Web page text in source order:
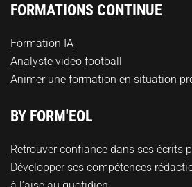
FORMATIONS CONTINUE
Formation IA
Analyste vidéo football
Animer une formation en situation
BY FORM'EOL
Retrouver confiance dans ses écrits
Développer ses compétences